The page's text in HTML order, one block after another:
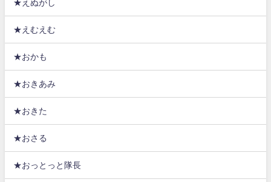
★えぬがし
★えむえむ
★おかも
★おきあみ
★おきた
★おさる
★おっとっと隊長